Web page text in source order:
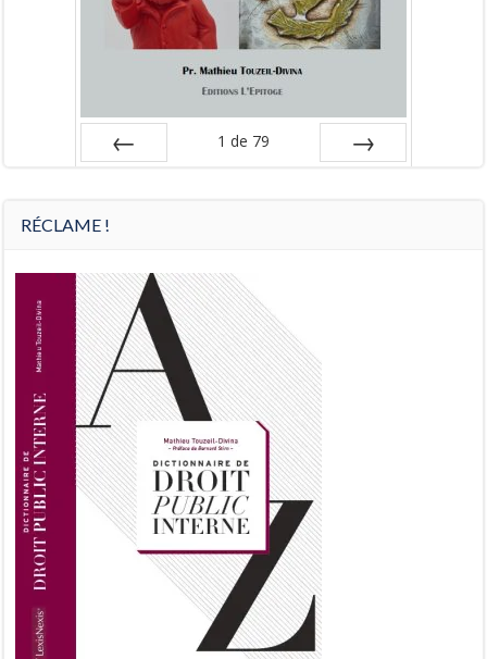
1 de 79
RÉCLAME !